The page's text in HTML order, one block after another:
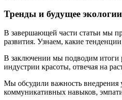
Тренды и будущее
В завершающей части статьи мы
развития. Узнаем, какие
В заключении мы подводим итоги
индустрии красоты, отвечая на
Мы обсудили важность внедрения
коммуникативных навыков,